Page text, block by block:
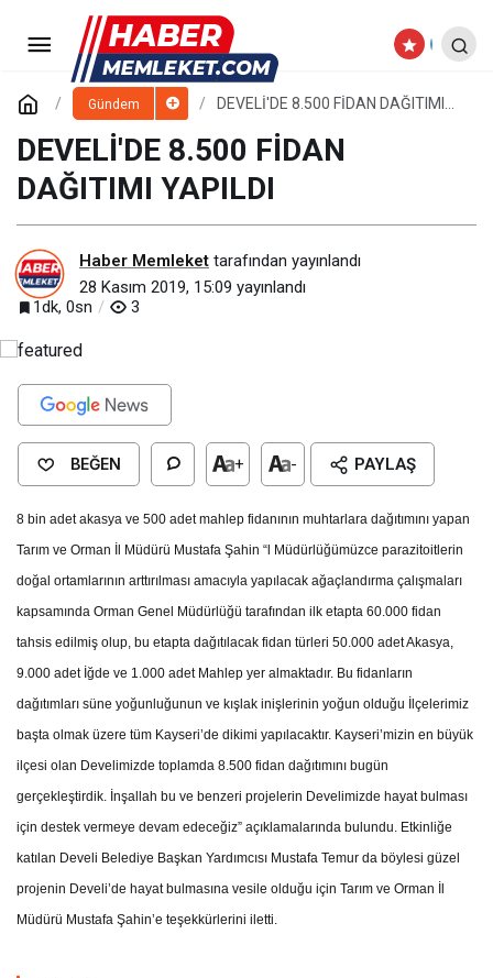
Gündem
DEVELİ'DE 8.500 FİDAN DAĞITIMI
DEVELİ'DE 8.500 FİDAN
DAĞITIMI YAPILDI
Haber Memleket tarafından yayınlandı
28 Kasım 2019, 15:09 yayınlandı
1dk, 0sn
3
BEĞEN + - PAYLAŞ
8 bin adet akasya ve 500 adet mahlep fidanının muhtarlara dağıtımını yapan
Tarım ve Orman İl Müdürü Mustafa Şahin “l Müdürlüğümüzce parazitoitlerin
doğal ortamlarının arttırılması amacıyla yapılacak ağaçlandırma çalışmaları
kapsamında Orman Genel Müdürlüğü tarafından ilk etapta 60.000 fidan
tahsis edilmiş olup, bu etapta dağıtılacak fidan türleri 50.000 adet Akasya,
9.000 adet İğde ve 1.000 adet Mahlep yer almaktadır. Bu fidanların
dağıtımları süne yoğunluğunun ve kışlak inişlerinin yoğun olduğu İlçelerimiz
başta olmak üzere tüm Kayseri’de dikimi yapılacaktır. Kayseri’mizin en büyük
ilçesi olan Develimizde toplamda 8.500 fidan dağıtımını bugün
gerçekleştirdik. İnşallah bu ve benzeri projelerin Develimizde hayat bulması
için destek vermeye devam edeceğiz” açıklamalarında bulundu. Etkinliğe
katılan Develi Belediye Başkan Yardımcısı Mustafa Temur da böylesi güzel
projenin Develi’de hayat bulmasına vesile olduğu için Tarım ve Orman İl
Müdürü Mustafa Şahin’e teşekkürlerini iletti.
DEVELİ'DE 8.500 FİDAN DAĞITIMI
YAPILDIYorum Yap